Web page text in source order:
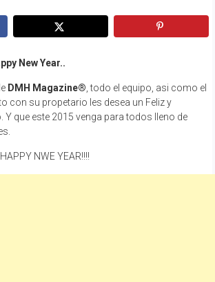
New Year..
DMH Magazine® , todo el equipo, asi como el
con su propetario les desea un Feliz y
Y que este 2015 venga para todos lleno de
NWE YEAR!!!!